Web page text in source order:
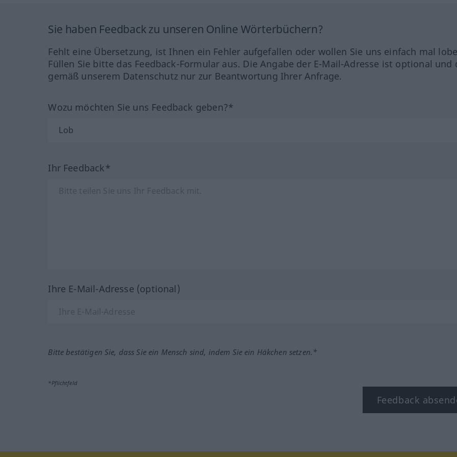
Sie haben Feedback zu unseren Online Wörterbüchern?
Fehlt eine Übersetzung, ist Ihnen ein Fehler aufgefallen oder wollen Sie uns einfach mal
Füllen Sie bitte das Feedback-Formular aus. Die Angabe der E-Mail-Adresse ist optional und
gemäß unserem Datenschutz nur zur Beantwortung Ihrer Anfrage.
Wozu möchten Sie uns Feedback geben?*
Ihr Feedback*
Ihre E-Mail-Adresse (optional)
Bitte bestätigen Sie, dass Sie ein Mensch sind, indem Sie ein Häkchen setzen.*
*Pflichtfeld
Feedback